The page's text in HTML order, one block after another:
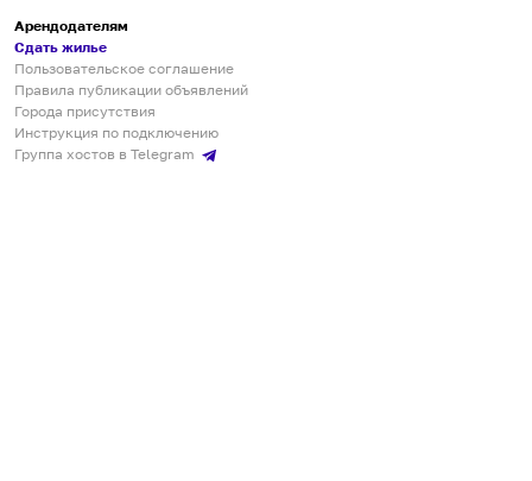
Арендодателям
Сдать жилье
Пользовательское соглашение
Правила публикации объявлений
Города присутствия
Инструкция по подключению
Группа хостов в Telegram